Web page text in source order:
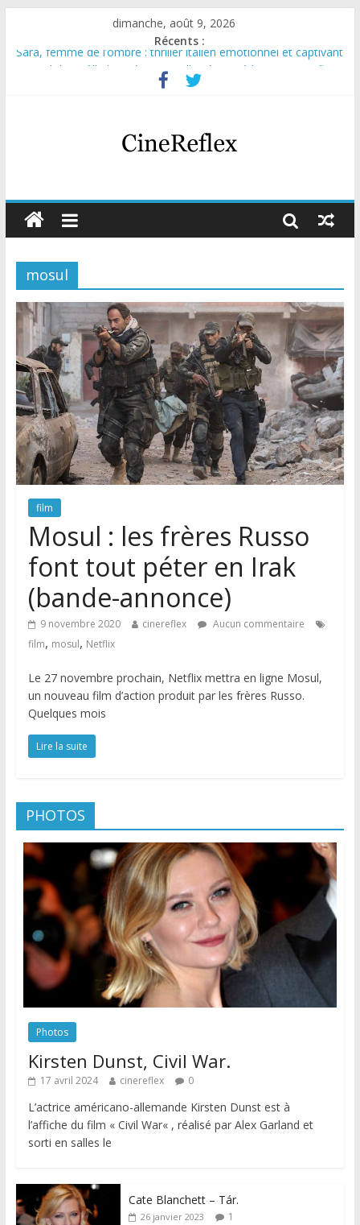
dimanche, août 9, 2026
Récents :
Sara, femme de l’ombre : thriller italien émotionnel et captivant
Journal d’une fille larguée : nouvelle série suédoise sur Netflix
Aema : mini-série sur le tournage d’un film érotique devenu
Olympo, saison 1 : nouvelle série qui séduira les fans de
mosul
film
Mosul : les frères Russo
font tout péter en Irak
(bande-annonce)
9 novembre 2020 cinereflex
Aucun commentaire
film, mosul, Netflix
Le 27 novembre prochain, Netflix mettra en ligne Mosul,
un nouveau film d’action produit par les frères Russo.
Quelques mois
Lire la suite
PHOTOS
Photos
Kirsten Dunst, Civil War.
17 avril 2024 cinereflex 0
L’actrice américano-allemande Kirsten Dunst est à
l’affiche du film « Civil War« , réalisé par Alex Garland et
sorti en salles le
Cate Blanchett – Tár.
26 janvier 2023 1